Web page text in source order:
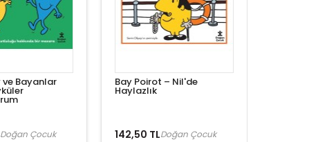
ve Bayanlar
Doğan Çocuk
Bay Poirot – Nil'de
Haylazlık
142,50 TLDoğan Çocuk